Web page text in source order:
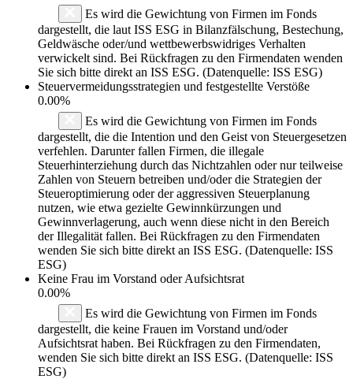
Es wird die Gewichtung von Firmen im Fonds
dargestellt, die laut ISS ESG in Bilanzfälschung, Bestechung,
Geldwäsche oder/und wettbewerbswidriges Verhalten
verwickelt sind. Bei Rückfragen zu den Firmendaten wenden
Sie sich bitte direkt an ISS ESG. (Datenquelle: ISS ESG)
Steuervermeidungsstrategien und festgestellte Verstöße
0.00%
Es wird die Gewichtung von Firmen im Fonds
dargestellt, die die Intention und den Geist von Steuergesetzen
verfehlen. Darunter fallen Firmen, die illegale
Steuerhinterziehung durch das Nichtzahlen oder nur teilweise
Zahlen von Steuern betreiben und/oder die Strategien der
Steueroptimierung oder der aggressiven Steuerplanung
nutzen, wie etwa gezielte Gewinnkürzungen und
Gewinnverlagerung, auch wenn diese nicht in den Bereich
der Illegalität fallen. Bei Rückfragen zu den Firmendaten
wenden Sie sich bitte direkt an ISS ESG. (Datenquelle: ISS
ESG)
Keine Frau im Vorstand oder Aufsichtsrat
0.00%
Es wird die Gewichtung von Firmen im Fonds
dargestellt, die keine Frauen im Vorstand und/oder
Aufsichtsrat haben. Bei Rückfragen zu den Firmendaten,
wenden Sie sich bitte direkt an ISS ESG. (Datenquelle: ISS
ESG)